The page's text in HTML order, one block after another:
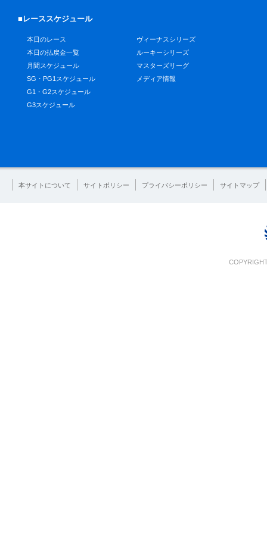
■レーススケジュール
本日のレース
本日の払戻金一覧
月間スケジュール
SG・PG1スケジュール
G1・G2スケジュール
G3スケジュール
ヴィーナスシリーズ
ルーキーシリーズ
マスターズリーグ
メディア情報
本サイトについて サイトポリシー プライバシーポリシー サイトマップ